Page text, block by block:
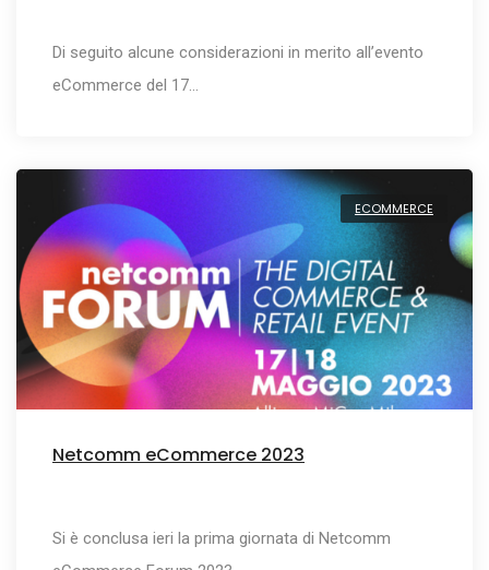
Di seguito alcune considerazioni in merito all’evento
eCommerce del 17…
ECOMMERCE
Netcomm eCommerce 2023
Si è conclusa ieri la prima giornata di Netcomm